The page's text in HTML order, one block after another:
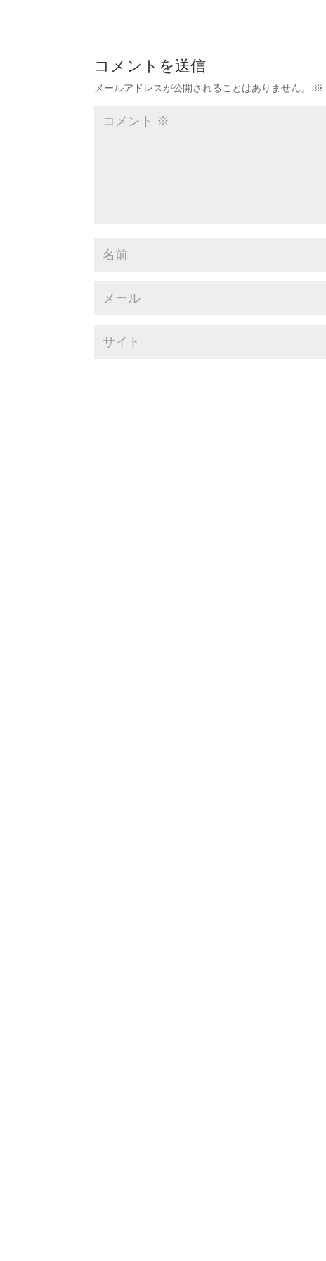
コメントを送信
メールアドレスが公開されることはありません。 ※